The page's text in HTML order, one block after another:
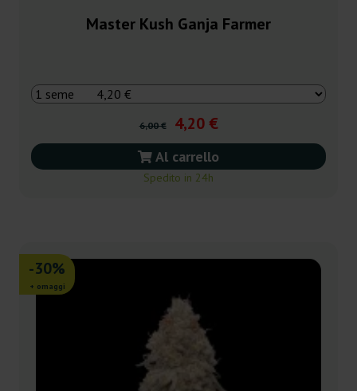
Master Kush Ganja Farmer
6,00 € 4,20 €
Al carrello
Spedito in 24h
-30%
+ omaggi